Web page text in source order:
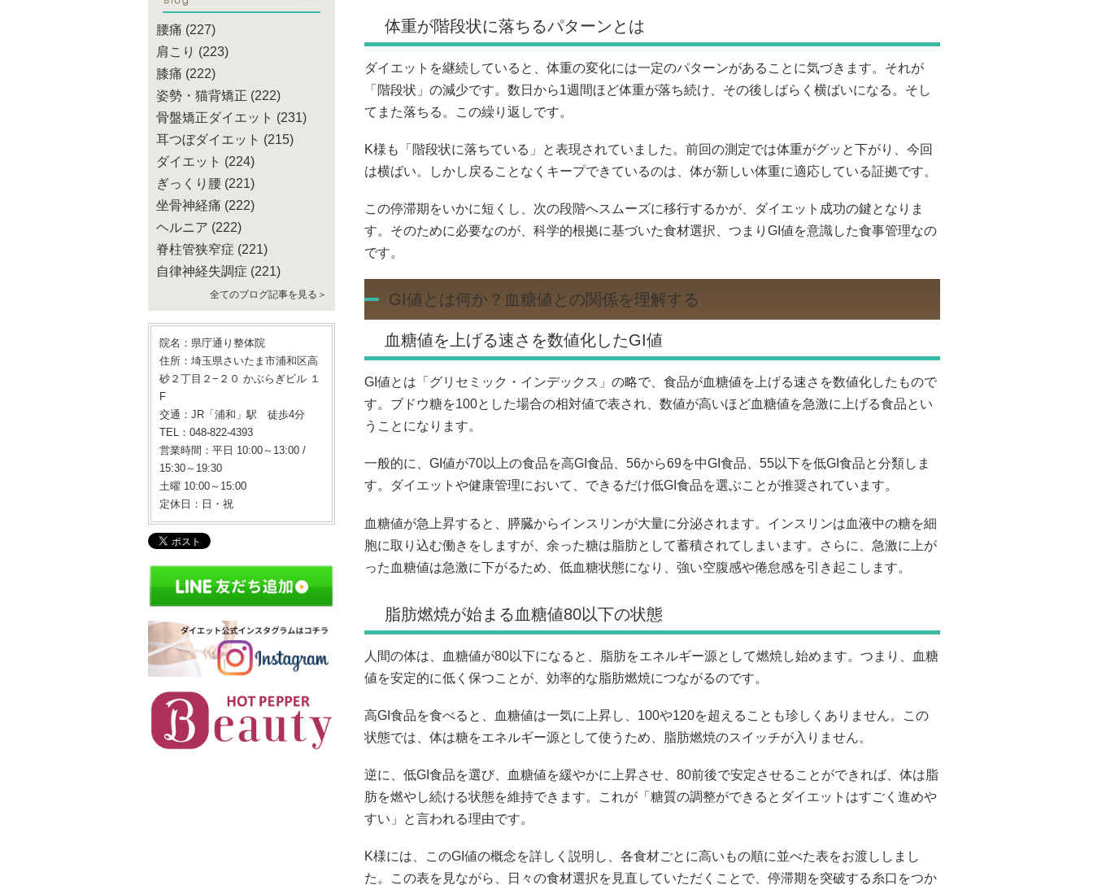
腰痛 (227)
肩こり (223)
膝痛 (222)
姿勢・猫背矯正 (222)
骨盤矯正ダイエット (231)
耳つぼダイエット (215)
ダイエット (224)
ぎっくり腰 (221)
坐骨神経痛 (222)
ヘルニア (222)
脊柱管狭窄症 (221)
自律神経失調症 (221)
全てのブログ記事を見る＞
院名：県庁通り整体院
住所：埼玉県さいたま市浦和区高
砂２丁目２−２０ かぶらぎビル １
F
交通：JR「浦和」駅 徒歩4分
TEL：048-822-4393
営業時間：平日 10:00～13:00 /
15:30～19:30
土曜 10:00～15:00
定休日：日・祝
体重が階段状に落ちるパターンとは
ダイエットを継続していると、体重の変化には一定のパターンがあることに気づきます。それが
「階段状」の減少です。数日から1週間ほど体重が落ち続け、その後しばらく横ばいになる。そし
てまた落ちる。この繰り返しです。
K様も「階段状に落ちている」と表現されていました。前回の測定では体重がグッと下がり、今回
は横ばい。しかし戻ることなくキープできているのは、体が新しい体重に適応している証拠です。
この停滞期をいかに短くし、次の段階へスムーズに移行するかが、ダイエット成功の鍵となりま
す。そのために必要なのが、科学的根拠に基づいた食材選択、つまりGI値を意識した食事管理なの
です。
GI値とは何か？血糖値との関係を理解する
血糖値を上げる速さを数値化したGI値
GI値とは「グリセミック・インデックス」の略で、食品が血糖値を上げる速さを数値化したもので
す。ブドウ糖を100とした場合の相対値で表され、数値が高いほど血糖値を急激に上げる食品とい
うことになります。
一般的に、GI値が70以上の食品を高GI食品、56から69を中GI食品、55以下を低GI食品と分類しま
す。ダイエットや健康管理において、できるだけ低GI食品を選ぶことが推奨されています。
血糖値が急上昇すると、膵臓からインスリンが大量に分泌されます。インスリンは血液中の糖を細
胞に取り込む働きをしますが、余った糖は脂肪として蓄積されてしまいます。さらに、急激に上が
った血糖値は急激に下がるため、低血糖状態になり、強い空腹感や倦怠感を引き起こします。
脂肪燃焼が始まる血糖値80以下の状態
人間の体は、血糖値が80以下になると、脂肪をエネルギー源として燃焼し始めます。つまり、血糖
値を安定的に低く保つことが、効率的な脂肪燃焼につながるのです。
高GI食品を食べると、血糖値は一気に上昇し、100や120を超えることも珍しくありません。この
状態では、体は糖をエネルギー源として使うため、脂肪燃焼のスイッチが入りません。
逆に、低GI食品を選び、血糖値を緩やかに上昇させ、80前後で安定させることができれば、体は脂
肪を燃やし続ける状態を維持できます。これが「糖質の調整ができるとダイエットはすごく進めや
すい」と言われる理由です。
K様には、このGI値の概念を詳しく説明し、各食材ごとに高いもの順に並べた表をお渡ししまし
た。この表を見ながら、日々の食材選択を見直していただくことで、停滞期を突破する糸口をつか